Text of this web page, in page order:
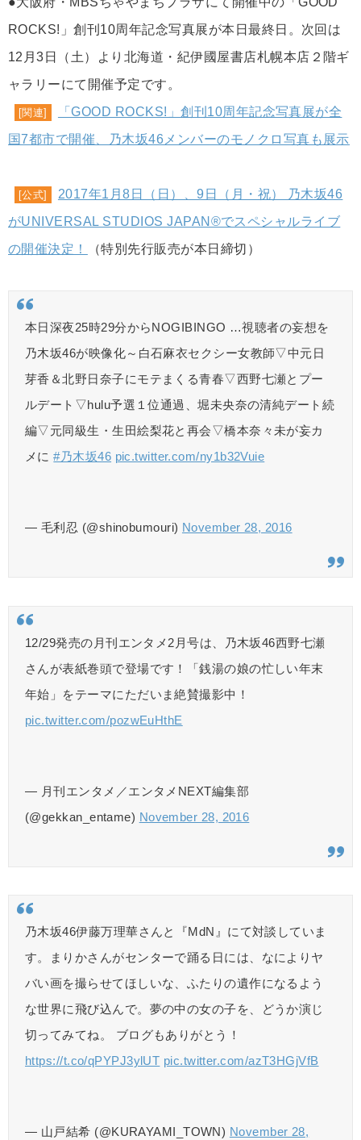
ROCKS!」創刊10周年記念写真展が本日最終日。次回は
12月3日（土）より北海道・紀伊國屋書店札幌本店２階ギ
ャラリーにて開催予定です。
[関連]
「GOOD ROCKS!」創刊10周年記念写真展が全
国7都市で開催、乃木坂46メンバーのモノクロ写真も展示
[公式]
2017年1月8日（日）、9日（月・祝） 乃木坂46
がUNIVERSAL STUDIOS JAPAN®でスペシャルライブ
の開催決定！
（特別先行販売が本日締切）
本日深夜25時29分からNOGIBINGO …視聴者の妄想を
乃木坂46が映像化～白石麻衣セクシー女教師▽中元日
芽香＆北野日奈子にモテまくる青春▽西野七瀬とプー
ルデート▽hulu予選１位通過、堀未央奈の清純デート続
編▽元同級生・生田絵梨花と再会▽橋本奈々未が妄カ
メに#乃木坂46 pic.twitter.com/ny1b32Vuie
— 毛利忍 (@shinobumouri) November 28, 2016
12/29発売の月刊エンタメ2月号は、乃木坂46西野七瀬
さんが表紙巻頭で登場です！「銭湯の娘の忙しい年末
年始」をテーマにただいま絶賛撮影中！
pic.twitter.com/pozwEuHthE
— 月刊エンタメ／エンタメNEXT編集部
(@gekkan_entame) November 28, 2016
乃木坂46伊藤万理華さんと『MdN』にて対談していま
す。まりかさんがセンターで踊る日には、なによりヤ
バい画を撮らせてほしいな、ふたりの遺作になるよう
な世界に飛び込んで。夢の中の女の子を、どうか演じ
切ってみてね。 ブログもありがとう！
https://t.co/qPYPJ3ylUT pic.twitter.com/azT3HGjVfB
— 山戸結希 (@KURAYAMI_TOWN) November 28,